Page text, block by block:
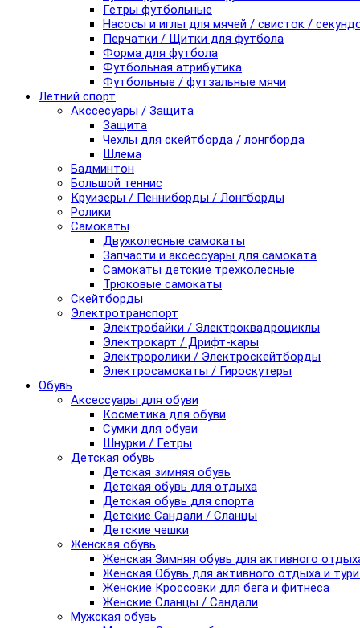
Гетры футбольные
Насосы и иглы для мячей / свисток /
Перчатки / Щитки для футбола
Форма для футбола
Футбольная атрибутика
Футбольные / футзальные мячи
Летний спорт
Акссесуары / Защита
Защита
Чехлы для скейтборда / лонгборда
Шлема
Бадминтон
Большой теннис
Круизеры / Пенниборды / Лонгборды
Ролики
Самокаты
Двухколесные самокаты
Запчасти и аксессуары для самоката
Самокаты детские трехколесные
Трюковые самокаты
Скейтборды
Электротранспорт
Электробайки / Электроквадроциклы
Электрокарт / Дрифт-кары
Электроролики / Электроскейтборды
Электросамокаты / Гироскутеры
Обувь
Аксессуары для обуви
Косметика для обуви
Сумки для обуви
Шнурки / Гетры
Детская обувь
Детская зимняя обувь
Детская обувь для отдыха
Детская обувь для спорта
Детские Сандали / Сланцы
Детские чешки
Женская обувь
Женская Зимняя обувь для активного
Женская Обувь для активного отдыха и
Женские Кроссовки для бега и фитнеса
Женские Сланцы / Сандали
Мужская обувь